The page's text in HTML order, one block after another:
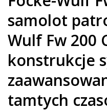
samolot
Wulf Fw 200
konstrukcje
tamtych